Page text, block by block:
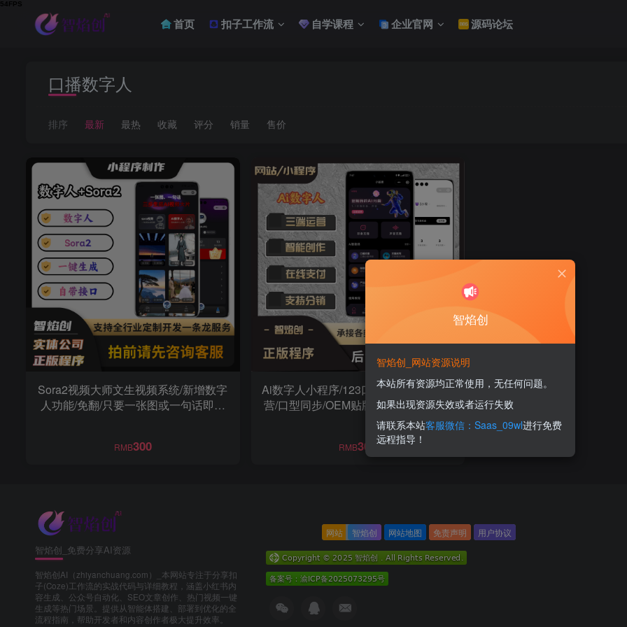
首页 扣子工作流 自学课程 企业官网 源码论坛
口播数字人
排序 最新 最热 收藏 评分 销量 售价
Sora2视频大师文生视频系统/新增数字
人功能/免翻/只要一张图或一句话即可
RMB300
Ai数字人小程序/123口播数字人/三端运
营/口型同步/OEM贴牌/对接DeepSeek
RMB300
智焰创_免费分享AI资源
智焰创AI（zhiyanchuang.com）_本网站专注于分享扣
子(Coze)工作流的实战代码与详细教程，涵盖小红书内
容生成、公众号自动化、SEO文章创作、热门视频一键
生成等热门场景。提供从智能体搭建、部署到优化的全
流程指南，帮助开发者和内容创作者极大提升效率。
网站 智焰创 网站地图 免责声明 用户协议
智焰创
智焰创_网站资源说明
本站所有资源均正常使用，无任何问题。
如果出现资源失效或者运行失败
请联系本站客服微信：Saas_09wl进行免费
远程指导！